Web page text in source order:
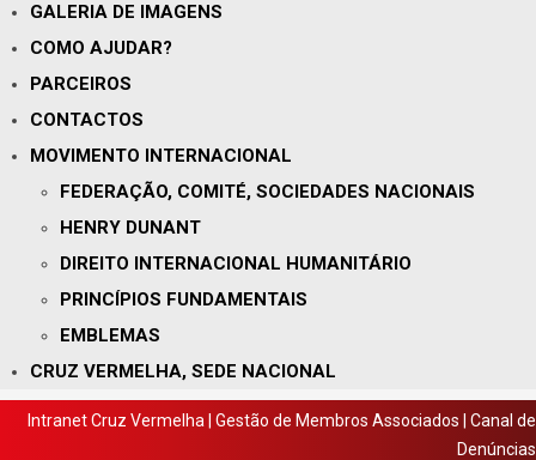
GALERIA DE IMAGENS
COMO AJUDAR?
PARCEIROS
CONTACTOS
MOVIMENTO INTERNACIONAL
FEDERAÇÃO, COMITÉ, SOCIEDADES NACIONAIS
HENRY DUNANT
DIREITO INTERNACIONAL HUMANITÁRIO
PRINCÍPIOS FUNDAMENTAIS
EMBLEMAS
CRUZ VERMELHA, SEDE NACIONAL
Intranet Cruz Vermelha Gestão de Membros Associados
Canal de
Denúncias